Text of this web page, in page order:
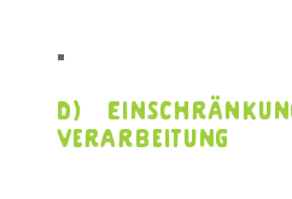
d)
Verarbeitung